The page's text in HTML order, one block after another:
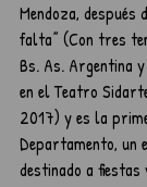
Mendoza, después
falta” (Con tres
Bs. As. Argentina
en el Teatro
2017) y es la
Departamento, un
destinado a